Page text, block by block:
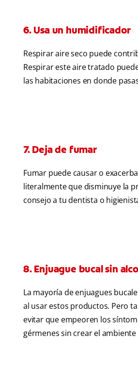
6. Usa un humidificador
Respirar aire seco puede
Respirar este aire tratado
las habitaciones en donde
7. Deja de fumar
Fumar puede causar o
literalmente que disminuye la
consejo a tu dentista o
8. Enjuague bucal sin
La mayoría de enjuagues
al usar estos productos. Pero
evitar que empeoren los
gérmenes sin crear el